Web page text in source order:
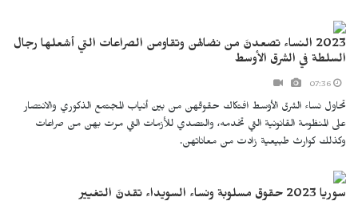
2023 النساء تصعدنَّ من نضالهن وتقاومن الصراعات التي أشعلها رجال
السلطة في الشرق الأوسط
تحاول نساء الشرق الأوسط افتكاك حقوقهن من بين أنياب المجتمع الذكوري والانتصار
على المنظومة القانونية التي تخدمه، والتصدي للأزمات التي مرت بهن من صراعات
وكذلك كوارث طبيعية زادت من معاناتهن.
سوريا 2023 حقوق مسلوبة ونساء السويداء تقدنَّ التغيير